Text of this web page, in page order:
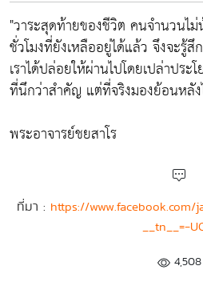
"วาระสุดท้ายของชีวิต คนจำนวน
ชั่วโมงที่ยังเหลืออยู่ได้แล้ว จึงจะรู้
เราได้ปล่อยให้ผ่านไปโดยเปล่าปร
ที่นึกว่าสำคัญ แต่ที่จริงมองย้อนหลั
พระอาจารย์ชยสาโร
ที่มา : https://www.facebook.com/
__tn__=-
4,508